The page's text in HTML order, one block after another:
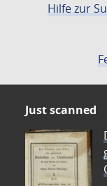
Hilfe zur
Just scanned